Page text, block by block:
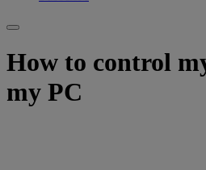
How to control
my PC